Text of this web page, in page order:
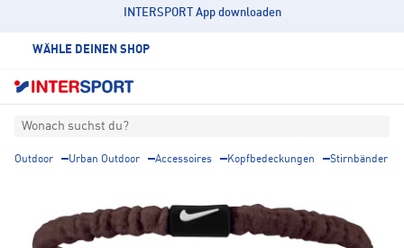
INTERSPORT App downloaden
WÄHLE DEINEN SHOP
Wonach suchst du?
Outdoor Urban Outdoor Accessoires Kopfbedeckungen Stirnbänder